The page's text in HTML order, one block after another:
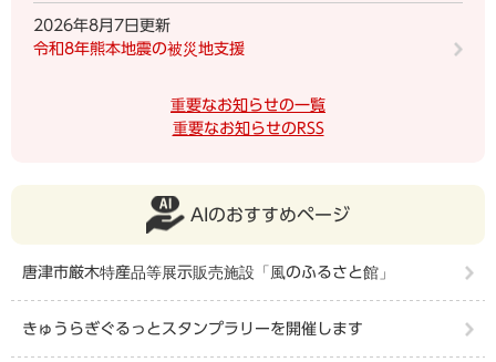
2026年8月7日更新
令和8年熊本地震の被災地支援
重要なお知らせの一覧
重要なお知らせのRSS
AIのおすすめページ
唐津市厳木特産品等展示販売施設「風のふるさと館」
きゅうらぎぐるっとスタンプラリーを開催します